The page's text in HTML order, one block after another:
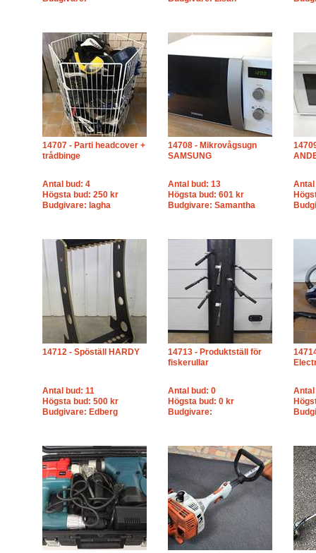
14707 - Parti headcover +
trådbinge
Antal bud: 4
Högsta bud: 250 kr
Budgivare: lagha
14708 - Mikrovågsugn
SAMSUNG
Antal bud: 13
Högsta bud: 601 kr
Budgivare: Samantha
Antal
14712 - Spöställ HARDY
Antal bud: 11
Högsta bud: 500 kr
Budgivare: Edberg
14713 - Produktställ för
fiskerullar
Antal bud: 0
Högsta bud: 0 kr
Budgivare:
Antal